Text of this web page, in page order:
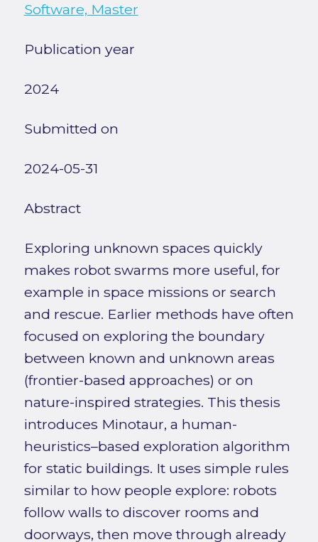
Software, Master
Publication year
2024
Submitted on
2024-05-31
Abstract
Exploring unknown spaces quickly
makes robot swarms more useful, for
example in space missions or search
and rescue. Earlier methods have often
focused on exploring the boundary
between known and unknown areas
(frontier-based approaches) or on
nature-inspired strategies. This thesis
introduces Minotaur, a human-
heuristics–based exploration algorithm
for static buildings. It uses simple rules
similar to how people explore: robots
follow walls to discover rooms and
doorways, then move through already